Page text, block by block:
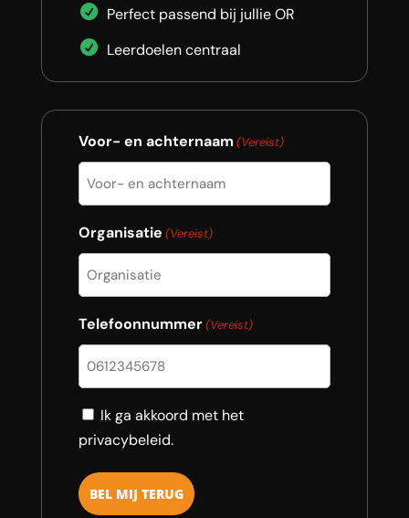
Perfect passend bij jullie OR
Leerdoelen centraal
Voor- en achternaam (Vereist)
Organisatie (Vereist)
Telefoonnummer(Vereist)
Consent
Ik ga akkoord met het
privacybeleid.